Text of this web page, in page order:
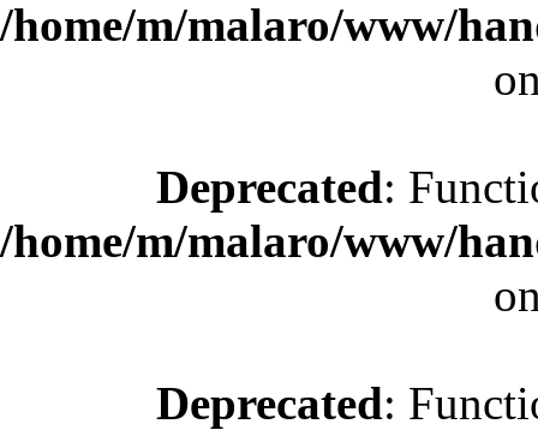
/home/m/malaro/www/
Deprecated:
/home/m/malaro/www/
Deprecated: